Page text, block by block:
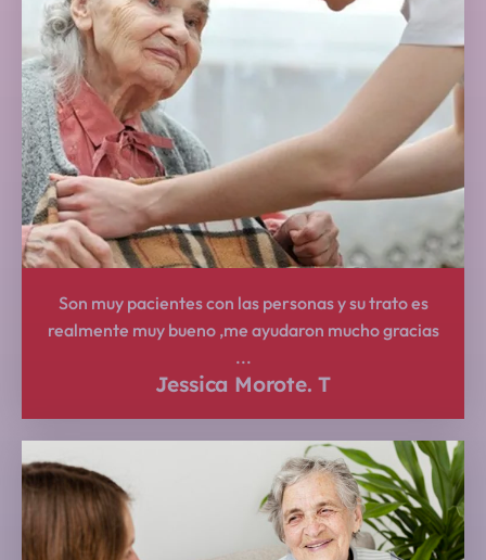
Son muy pacientes con las personas y su trato es
realmente muy bueno ,me ayudaron mucho gracias
...
Jessica Morote. T